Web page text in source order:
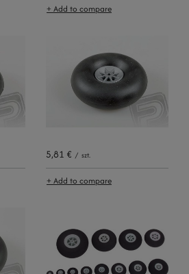
+ Add to compare
5,81 € / szt.
+ Add to compare